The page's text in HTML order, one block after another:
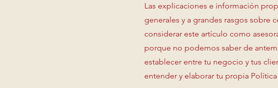
Las explicaciones e información
generales y a grandes rasgos
considerar este artículo como
porque no podemos saber de
establecer entre tu negocio y tus
entender y elaborar tu propia